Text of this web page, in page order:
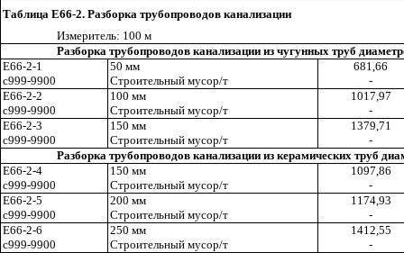
Таблица Е66-2. Разборка трубопроводов канализации
Измеритель: 100 м
Разборка трубопроводов канализации из чугунных труб
Е66-2-1 50 мм 681,66
с999-9900
Строительный мусор/т
-
Е66-2-2
100 мм
1017,97
с999-9900
Строительный мусор/т
-
Е66-2-3 150 мм
1379,71
с999-9900
Строительный мусор/т
-
Разборка трубопроводов канализации из керамических труб
Е66-2-4 150 мм 1097,86
с999-9900
Строительный мусор/т
-
Е66-2-5
200 мм
1174,93
с999-9900
Строительный мусор/т
-
Е66-2-6
250 мм
1412,55
с999-9900
Строительный мусор/т
-